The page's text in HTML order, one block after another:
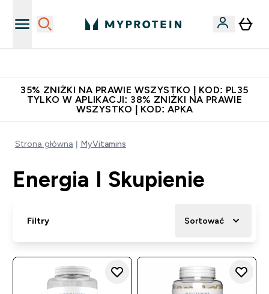
35% ZNIŻKI NA PRAWIE WSZYSTKO | KOD: PL35
TYLKO W APLIKACJI: 38% ZNIŻKI NA PRAWIE
WSZYSTKO | KOD: APKA
Strona główna MyVitamins
Energia I Skupienie
Filtry Sortować